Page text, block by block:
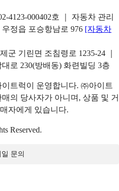
4123-000402호 ｜ 자동차 관리
정읍 포승항남로 976 [자동차
군 기린면 조침령로 1235-24 ｜
로 230(방배동) 화련빌딩 3층
트럭이 운영합니다. ㈜아이트
의 당사자가 아니며, 상품 및 거
자에게 있습니다.
Reserved.
문의